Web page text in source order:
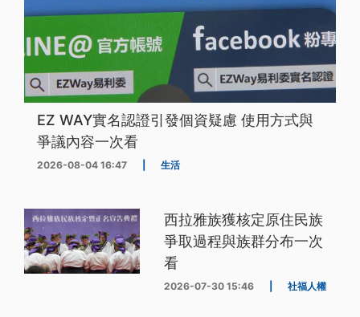
EZ WAY實名認證引發個資疑慮 使用方式與
爭議內容一次看
2026-08-04 16:47 生活
西拉雅族獲核定原住民族
爭取過程與族群分布一次
看
2026-07-30 15:46 社福人權